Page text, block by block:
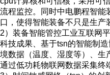
流程监控。同时中电鹏程智能
口，使得智能装备不只是生产
2）装备智能管控工业互联网
科技成果、基于tsn的智能制
境数据（温度、湿度等）、生
通过低功耗物联网数据采集终